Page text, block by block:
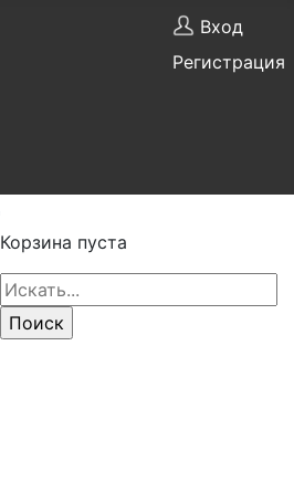
Вход
Регистрация
Корзина пуста